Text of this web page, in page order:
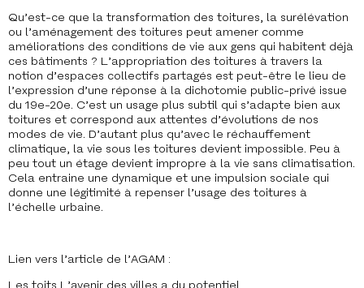
Qu’est-ce que la transformation des toitures, la surélévation
ou l’aménagement des toitures peut amener comme
améliorations des conditions de vie aux gens qui habitent déjà
ces bâtiments ? L’appropriation des toitures à travers la
notion d’espaces collectifs partagés est peut-être le lieu de
l’expression d’une réponse à la dichotomie public-privé issue
du 19e-20e. C’est un usage plus subtil qui s’adapte bien aux
toitures et correspond aux attentes d’évolutions de nos
modes de vie. D’autant plus qu’avec le réchauffement
climatique, la vie sous les toitures devient impossible. Peu à
peu tout un étage devient impropre à la vie sans climatisation.
Cela entraine une dynamique et une impulsion sociale qui
donne une légitimité à repenser l’usage des toitures à
l’échelle urbaine.
Lien vers l’article de l’AGAM :